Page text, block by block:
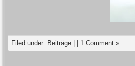
Filed under: Beiträge 1 Comment »